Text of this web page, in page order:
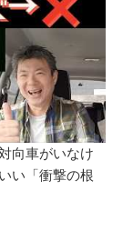
向車がいなけ
い「衝撃の根